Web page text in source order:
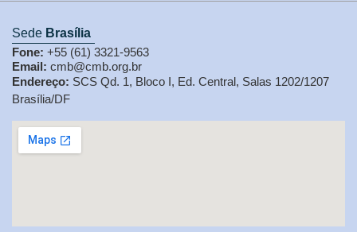
Sede Brasília
Fone: +55 (61) 3321-9563
Email: cmb@cmb.org.br
Endereço: SCS Qd. 1, Bloco I, Ed. Central, Salas 1202/1207
Brasília/DF